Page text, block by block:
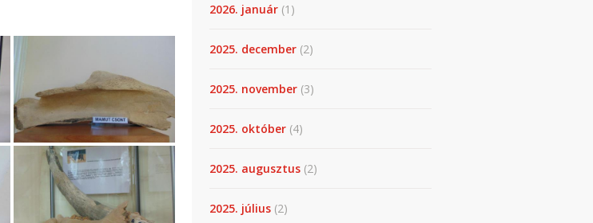
2026. január (1)
2025. december (2)
2025. november (3)
2025. október (4)
2025. augusztus (2)
2025. július (2)